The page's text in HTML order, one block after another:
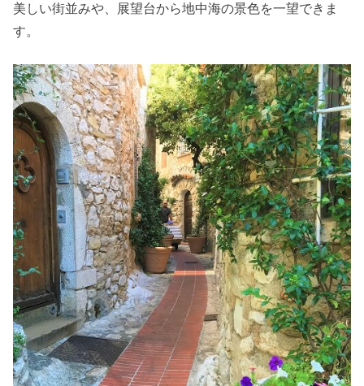
美しい街並みや、展望台から地中海の景色を一望できま
す。